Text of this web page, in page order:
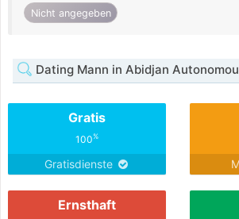
Nicht angegeben
Dating Mann in Abidjan
Gratis
100%
Gratisdienste
Ernsthaft